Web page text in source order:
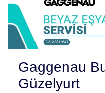
Gaggenau
Güzelyurt